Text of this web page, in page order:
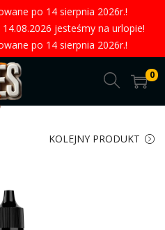
po 14 sierpnia 2026r.!
jesteśmy na urlopie!
po 14 sierpnia 2026r.!
0
KOLEJNY PRODUKT